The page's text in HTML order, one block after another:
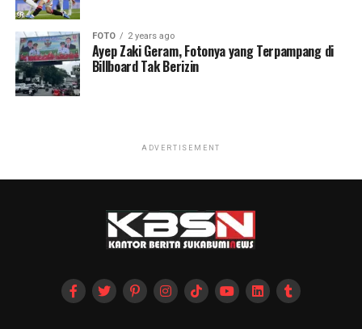
FOTO 2 years ago
Ayep Zaki Geram, Fotonya yang Terpampang di
Billboard Tak Berizin
ADVERTISEMENT